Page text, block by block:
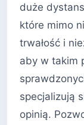
duże
które mimo
trwałość i
aby w takim
specjalizują
opinią.